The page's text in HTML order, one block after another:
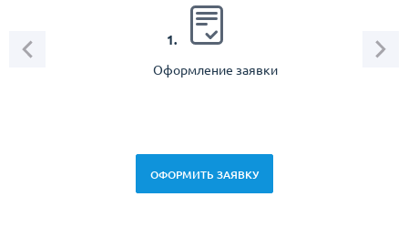
1.
Оформление заявки
ОФОРМИТЬ ЗАЯВКУ